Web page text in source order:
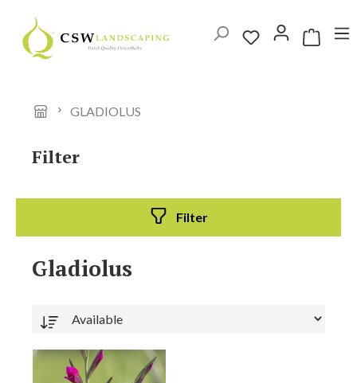
Ga naar de hoofdinhoud
GLADIOLUS
Filter
Filter
Gladiolus